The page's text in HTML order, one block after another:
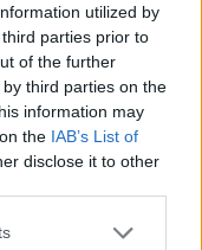
utilized by
parties prior to
of the further
third parties on the
information may
the IAB’s List of
disclose it to other